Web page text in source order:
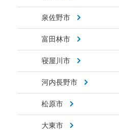
泉佐野市
富田林市
寝屋川市
河内長野市
松原市
大東市